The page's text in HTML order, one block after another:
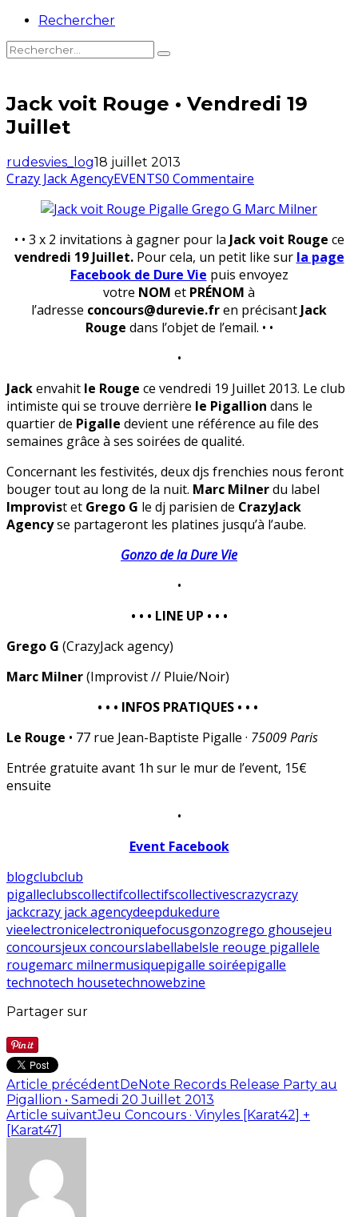
Rechercher
Jack voit Rouge • Vendredi 19
Juillet
rudesvies_log18 juillet 2013
Crazy Jack AgencyEVENTS0 Commentaire
• • 3 x 2 invitations à gagner pour la Jack voit Rouge ce
vendredi 19 Juillet. Pour cela, un petit like sur la page
Facebook de Dure Vie puis envoyez
votre NOM et PRÉNOM à
l’adresse concours@durevie.fren précisant Jack
Rouge dans l’objet de l’email. • •
•
Jackenvahit le Rouge ce vendredi 19 Juillet 2013. Le club
intimiste qui se trouve derrière le Pigallion dans le
quartier de Pigalle devient une référence au file des
semaines grâce à ses soirées de qualité.
Concernant les festivités, deux djs frenchies nous feront
bouger tout au long de la nuit. Marc Milnerdu label
Improvist et Grego G le dj parisien de CrazyJack
Agencyse partageront les platines jusqu’à l’aube.
Gonzo de la Dure Vie
•
• • • LINE UP • • •
Grego G (CrazyJack agency)
Marc Milner(Improvist // Pluie/Noir)
• • • INFOS PRATIQUES • • •
Le Rouge • 77 rue Jean-Baptiste Pigalle · 75009 Paris
Entrée gratuite avant 1h sur le mur de l’event, 15€
ensuite
•
Event Facebook
blogclubclub
pigalleclubscollectifcollectifscollectivescrazycrazy
jackcrazy jack agencydeepdukedure
vieelectronicelectroniquefocusgonzogrego ghousejeu
concoursjeux concourslabellabelsle reouge pigallele
rougemarc milnermusiquepigalle soiréepigalle
technotech housetechnowebzine
Partager sur
Article précédentDeNote Records Release Party au
Pigallion • Samedi 20 Juillet 2013
Article suivantJeu Concours · Vinyles [Karat42] +
[Karat47]